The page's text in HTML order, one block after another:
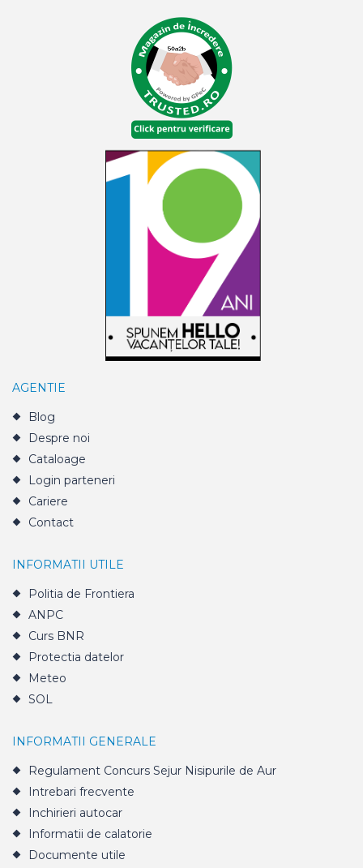
AGENTIE
Blog
Despre noi
Cataloage
Login parteneri
Cariere
Contact
INFORMATII UTILE
Politia de Frontiera
ANPC
Curs BNR
Protectia datelor
Meteo
SOL
INFORMATII GENERALE
Regulament Concurs Sejur Nisipurile de Aur
Intrebari frecvente
Inchirieri autocar
Informatii de calatorie
Documente utile